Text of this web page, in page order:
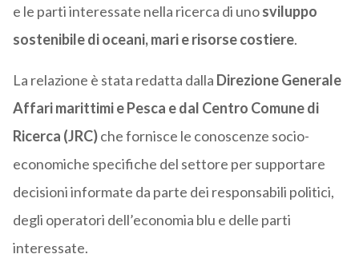
e le parti interessate nella ricerca di unosviluppo
sostenibile di oceani, mari e risorse costiere.
La relazione è stata redatta dalla Direzione Generale
Affari marittimi e Pesca e dal Centro Comune di
Ricerca (JRC)che fornisce le conoscenze socio-
economiche specifiche del settore per supportare
decisioni informate da parte dei responsabili politici,
degli operatori dell’economia blu e delle parti
interessate.